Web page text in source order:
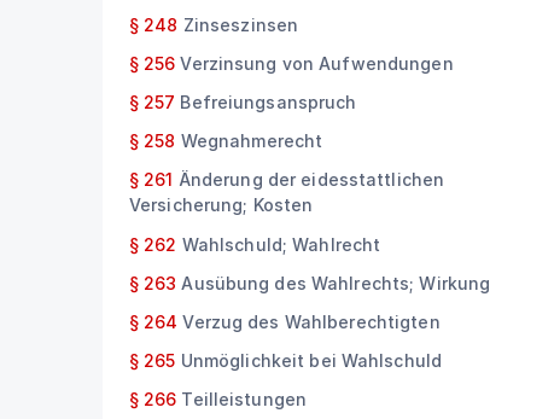
§ 248 Zinseszinsen
§ 256 Verzinsung von Aufwendungen
§ 257 Befreiungsanspruch
§ 258 Wegnahmerecht
§ 261 Änderung der eidesstattlichen
Versicherung; Kosten
§ 262 Wahlschuld; Wahlrecht
§ 263 Ausübung des Wahlrechts; Wirkung
§ 264 Verzug des Wahlberechtigten
§ 265 Unmöglichkeit bei Wahlschuld
§ 266 Teilleistungen